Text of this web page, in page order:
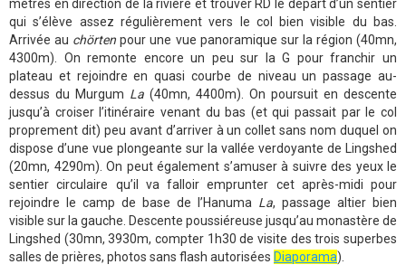
mètres en direction de la rivière et trouver RD le départ d’un sentier
qui s’élève assez régulièrement vers le col bien visible du bas.
Arrivée au chörtenpour une vue panoramique sur la région (40mn,
4300m). On remonte encore un peu sur la G pour franchir un
plateau et rejoindre en quasi courbe de niveau un passage au-
dessus du Murgum La (40mn, 4400m). On poursuit en descente
jusqu’à croiser l’itinéraire venant du bas (et qui passait par le col
proprement dit) peu avant d’arriver à un collet sans nom duquel on
dispose d’une vue plongeante sur la vallée verdoyante de Lingshed
(20mn, 4290m). On peut également s’amuser à suivre des yeux le
sentier circulaire qu’il va falloir emprunter cet après-midi pour
rejoindre le camp de base de l’Hanuma La, passage altier bien
visible sur la gauche. Descente poussiéreuse jusqu’au monastère de
Lingshed (30mn, 3930m, compter 1h30 de visite des trois superbes
salles de prières, photos sans flash autorisées Diaporama).